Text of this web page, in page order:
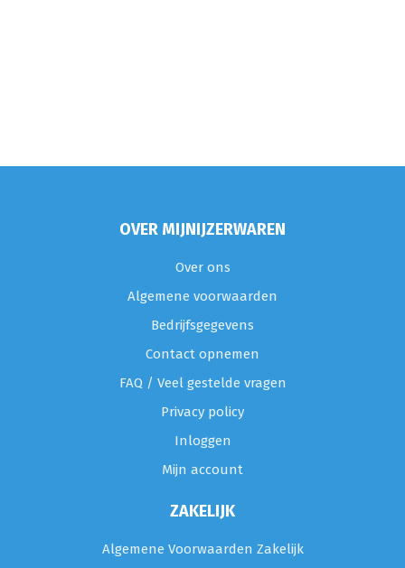
OVER MIJNIJZERWAREN
Over ons
Algemene voorwaarden
Bedrijfsgegevens
Contact opnemen
FAQ / Veel gestelde vragen
Privacy policy
Inloggen
Mijn account
ZAKELIJK
Algemene Voorwaarden Zakelijk